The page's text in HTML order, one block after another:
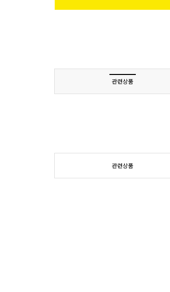
관련상품
관련상품